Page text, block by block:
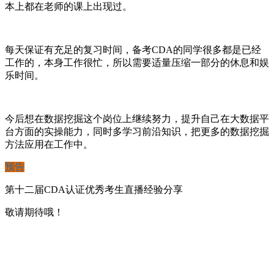
本上都在老师的课上出现过。
每天保证有充足的复习时间，备考CDA的同学很多都是已经
工作的，本身工作很忙，所以需要适量压缩一部分的休息和娱
乐时间。
今后想在数据挖掘这个岗位上继续努力，提升自己在大数据平
台方面的实操能力，同时多学习前沿知识，把更多的数据挖掘
方法应用在工作中。
预告
第十二届CDA认证优秀考生直播经验分享
敬请期待哦！